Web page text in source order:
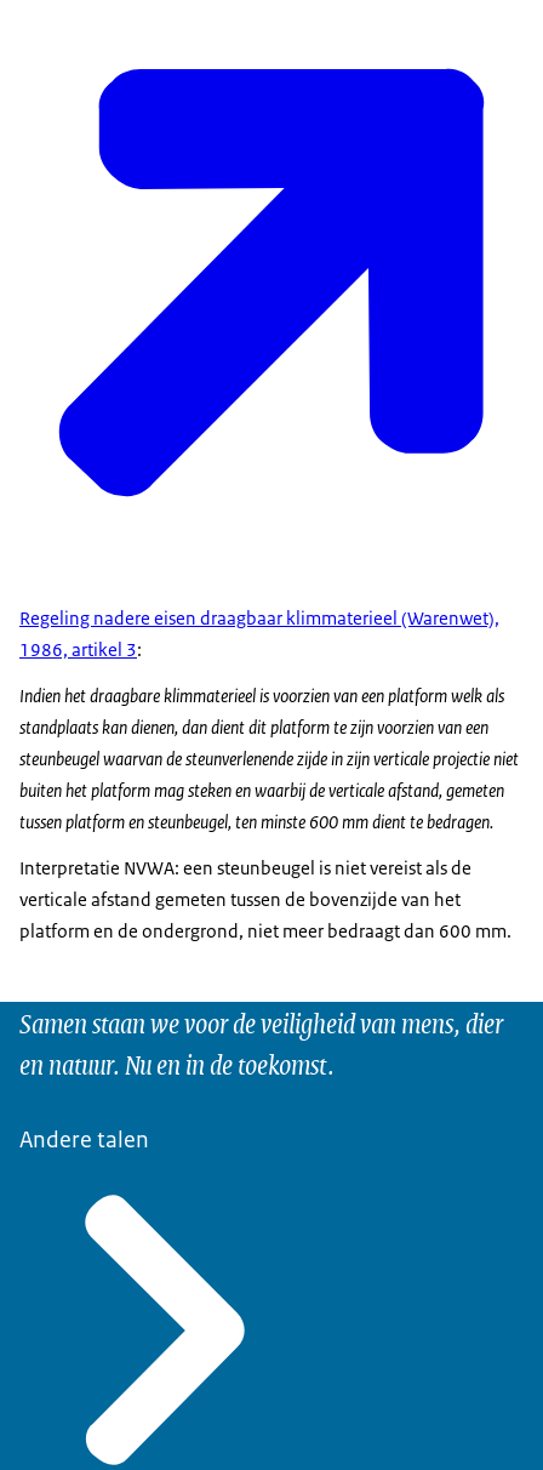
Regeling nadere eisen draagbaar klimmaterieel (Warenwet),
1986, artikel 3:
Indien het draagbare klimmaterieel is voorzien van een platform welk als
standplaats kan dienen, dan dient dit platform te zijn voorzien van een
steunbeugel waarvan de steunverlenende zijde in zijn verticale projectie niet
buiten het platform mag steken en waarbij de verticale afstand, gemeten
tussen platform en steunbeugel, ten minste 600 mm dient te bedragen.
Interpretatie NVWA: een steunbeugel is niet vereist als de
verticale afstand gemeten tussen de bovenzijde van het
platform en de ondergrond, niet meer bedraagt dan 600 mm.
Samen staan we voor de veiligheid van mens, dier
en natuur. Nu en in de toekomst.
Andere talen